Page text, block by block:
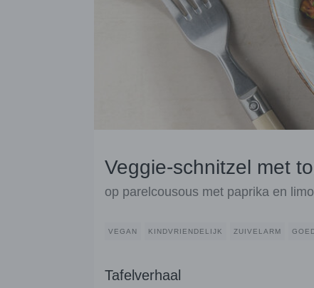
Veggie-schnitzel met
op parelcousous met paprika en
VEGAN KINDVRIENDELIJK ZUIVELARM
Tafelverhaal